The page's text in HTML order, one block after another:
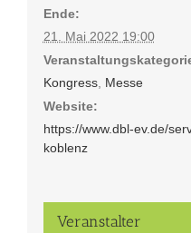
Ende:
21. Mai 2022 19:00
Kongress, Messe
Website:
https://www.dbl-ev.de/
koblenz
Veranstalter